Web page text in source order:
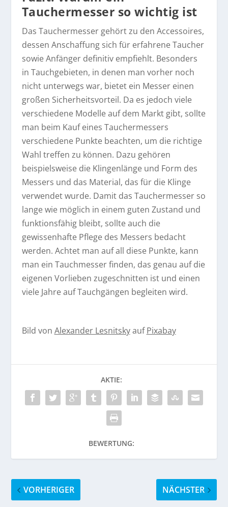
Tauchermesser so wichtig ist
Das Tauchermesser gehört zu den Accessoires,
dessen Anschaffung sich für erfahrene Taucher
sowie Anfänger definitiv empfiehlt. Besonders
in Tauchgebieten, in denen man vorher noch
nicht unterwegs war, bietet ein Messer einen
großen Sicherheitsvorteil. Da es jedoch viele
verschiedene Modelle auf dem Markt gibt, sollte
man beim Kauf eines Tauchermessers
verschiedene Punkte beachten, um die richtige
Wahl treffen zu können. Dazu gehören
beispielsweise die Klingenlänge und Form des
Messers und das Material, das für die Klinge
verwendet wurde. Damit das Tauchermesser so
lange wie möglich in einem guten Zustand und
funktionsfähig bleibt, sollte auch die
gewissenhafte Pflege des Messers bedacht
werden. Achtet man auf all diese Punkte, kann
man ein Tauchmesser finden, das genau auf die
eigenen Vorlieben zugeschnitten ist und einen
viele Jahre auf Tauchgängen begleiten wird.
Bild von Alexander LesnitskyaufPixabay
AKTIE:
BEWERTUNG:
VORHERIGER NÄCHSTER